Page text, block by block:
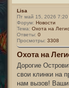
Lisa
Пт май 15, 2026 7:20
Форум: Новости
Тема: Охота на
Ответы: 0
Просмотры: 3308
Охота на
Дорогие
свои клинки на
нам вызов! Ваши